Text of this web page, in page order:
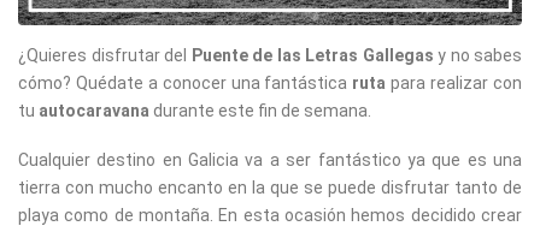
¿Quieres disfrutar del Puente de las Letras Gallegas y no sabes
cómo? Quédate a conocer una fantástica rutapara realizar con
tu autocaravana durante este fin de semana.
Cualquier destino en Galicia va a ser fantástico ya que es una
tierra con mucho encanto en la que se puede disfrutar tanto de
playa como de montaña. En esta ocasión hemos decidido crear